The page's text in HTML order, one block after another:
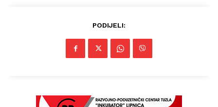
PODIJELI: